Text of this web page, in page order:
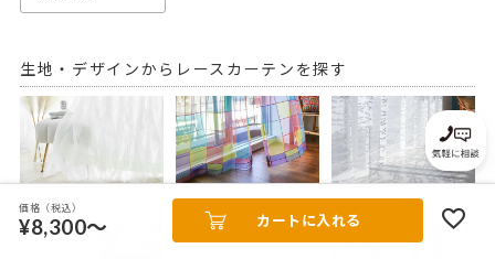
生地・デザインからレースカーテンを探す
ウェディング カラー 光と陰
価格（税込）
¥8,300～ カートに入れる